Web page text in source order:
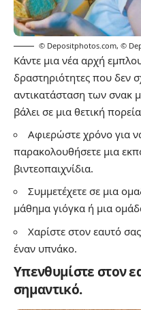
© Depositphotos.com, ©
Κάντε μια νέα αρχή
δραστηριότητες που δεν
αντικατάσταση των σνακ
βάλει σε μια θετική
Αφιερώστε χρόνο για
παρακολουθήσετε μια
βιντεοπαιχνίδια.
Συμμετέχετε σε μια
μάθημα γιόγκα ή μια
Χαρίστε στον εαυτό
έναν υπνάκο.
Υπενθυμίστε στον
σημαντικό.